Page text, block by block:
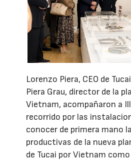
Lorenzo Piera, CEO de
Piera Grau, director de la
Vietnam, acompañaron a
recorrido por las
conocer de primera mano
productivas de la nueva
de Tucai por Vietnam